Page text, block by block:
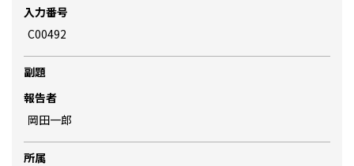
入力番号
C00492
副題
報告者
岡田一郎
所属